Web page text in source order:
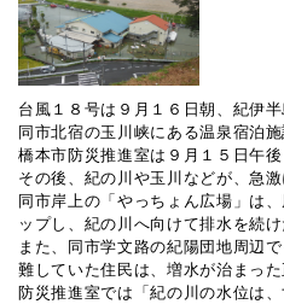
台風１８号は９月１６日朝、紀伊
同市北宿の玉川峡にある温泉宿泊
橋本市防災推進室は９月１５日午
その後、紀の川や玉川などが、急
同市岸上の「やっちょん広場」は
ップし、紀の川へ向けて排水を続け
また、同市学文路の紀陽団地周辺
難していた住民は、増水が治まった
防災推進室では「紀の川の水位は